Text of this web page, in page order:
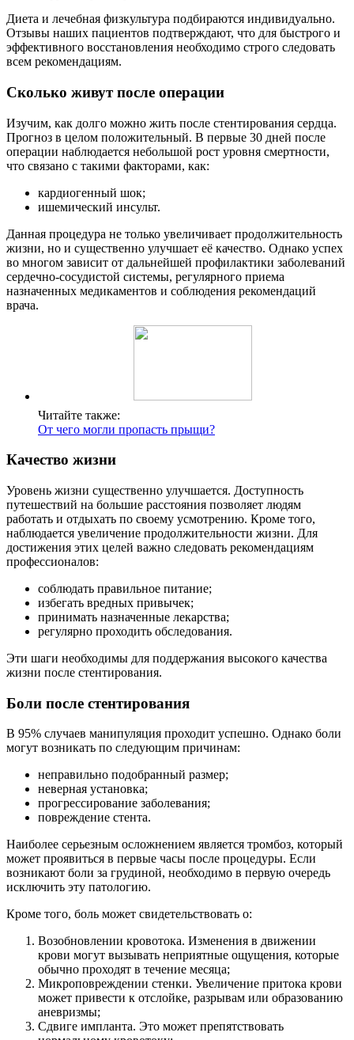
Диета и лечебная физкультура подбираются индивидуально.
Отзывы наших пациентов подтверждают, что для быстрого и
эффективного восстановления необходимо строго следовать
всем рекомендациям.
Сколько живут после операции
Изучим, как долго можно жить после стентирования сердца.
Прогноз в целом положительный. В первые 30 дней после
операции наблюдается небольшой рост уровня смертности,
что связано с такими факторами, как:
кардиогенный шок;
ишемический инсульт.
Данная процедура не только увеличивает продолжительность
жизни, но и существенно улучшает её качество. Однако успех
во многом зависит от дальнейшей профилактики заболеваний
сердечно-сосудистой системы, регулярного приема
назначенных медикаментов и соблюдения рекомендаций
врача.
Читайте также:
От чего могли пропасть прыщи?
Качество жизни
Уровень жизни существенно улучшается. Доступность
путешествий на большие расстояния позволяет людям
работать и отдыхать по своему усмотрению. Кроме того,
наблюдается увеличение продолжительности жизни. Для
достижения этих целей важно следовать рекомендациям
профессионалов:
соблюдать правильное питание;
избегать вредных привычек;
принимать назначенные лекарства;
регулярно проходить обследования.
Эти шаги необходимы для поддержания высокого качества
жизни после стентирования.
Боли после стентирования
В 95% случаев манипуляция проходит успешно. Однако боли
могут возникать по следующим причинам:
неправильно подобранный размер;
неверная установка;
прогрессирование заболевания;
повреждение стента.
Наиболее серьезным осложнением является тромбоз, который
может проявиться в первые часы после процедуры. Если
возникают боли за грудиной, необходимо в первую очередь
исключить эту патологию.
Кроме того, боль может свидетельствовать о:
Возобновлении кровотока. Изменения в движении
крови могут вызывать неприятные ощущения, которые
обычно проходят в течение месяца;
Микроповреждении стенки. Увеличение притока крови
может привести к отслойке, разрывам или образованию
аневризмы;
Сдвиге импланта. Это может препятствовать